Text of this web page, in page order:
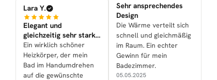
Lara Y.
Elegant und
gleichzeitig sehr stark
in der Leistung
Ein wirklich schöner
Heizkörper, der mein
Bad im Handumdrehen
auf die gewünschte
Sehr ansprechendes
Design
Die Wärme verteilt sich
schnell und gleichmäßig
im Raum. Ein echter
Gewinn für mein
Badezimmer.
05.05.2025